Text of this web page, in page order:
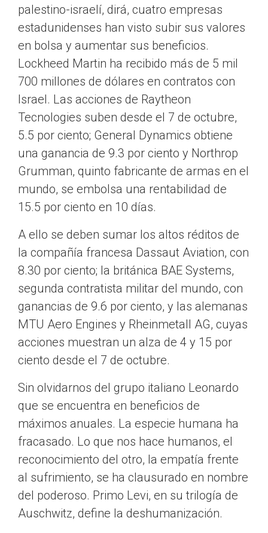
palestino-israelí, dirá, cuatro empresas
estadunidenses han visto subir sus valores
en bolsa y aumentar sus beneficios.
Lockheed Martin ha recibido más de 5 mil
700 millones de dólares en contratos con
Israel. Las acciones de Raytheon
Tecnologies suben desde el 7 de octubre,
5.5 por ciento; General Dynamics obtiene
una ganancia de 9.3 por ciento y Northrop
Grumman, quinto fabricante de armas en el
mundo, se embolsa una rentabilidad de
15.5 por ciento en 10 días.
A ello se deben sumar los altos réditos de
la compañía francesa Dassaut Aviation, con
8.30 por ciento; la británica BAE Systems,
segunda contratista militar del mundo, con
ganancias de 9.6 por ciento, y las alemanas
MTU Aero Engines y Rheinmetall AG, cuyas
acciones muestran un alza de 4 y 15 por
ciento desde el 7 de octubre.
Sin olvidarnos del grupo italiano Leonardo
que se encuentra en beneficios de
máximos anuales. La especie humana ha
fracasado. Lo que nos hace humanos, el
reconocimiento del otro, la empatía frente
al sufrimiento, se ha clausurado en nombre
del poderoso. Primo Levi, en su trilogía de
Auschwitz, define la deshumanización.